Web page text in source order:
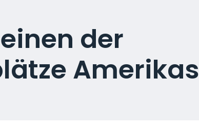
der
Amerikas